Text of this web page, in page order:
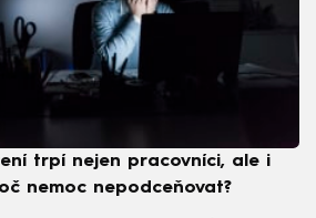
trpí nejen pracovníci, ale i
nemoc nepodceňovat?